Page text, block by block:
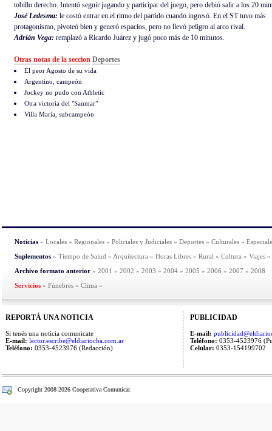
tobillo derecho. Intentó seguir jugando y participar del juego, pero debió salir a los 20
José Ledesma: le costó entrar en el ritmo del partido cuando ingresó. En el ST tuvo más
protagonismo, pivoteó bien y generó espacios, pero no llevó peligro al arco rival.
Adrián Vega: remplazó a Ricardo Juárez y jugó poco más de 10 minutos.
Otras notas de la seccion Deportes
El peor Agosto de su vida
Argentino, campeón
Jockey no pudo con Athletic
Otra victoria del "Sanmar"
Villa María, subcampeón
Noticias » Locales » Regionales » Policiales y Judiciales » Deportes » Culturales »
Suplementos » Tiempo de Salud » Arquitectura » Horas Libres » Rural » Cultura » Viajes »
Archivo formato anterior » 2001 » 2002 » 2003 » 2004 » 2005 » 2006 » 2007 » 2008
Servicios » Fúnebres » Clima »
REPORTÁ UNA NOTICIA
Si tenés una noticia comunicate
E-mail: lector.escribe@eldiariocba.com.ar
Teléfono: 0353-4523976 (Redacción)
PUBLICIDAD
E-mail:
Teléfono: 0353-4523976
Celular: 0353-154199702
Copyright 2008-2026 Cooperativa Comunicar.